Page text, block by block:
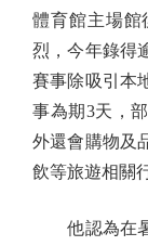
體育館主場館
烈，今年錄得
賽事除吸引本
事為期3天，
外還會購物及
飲等旅遊相關
他認為在暑